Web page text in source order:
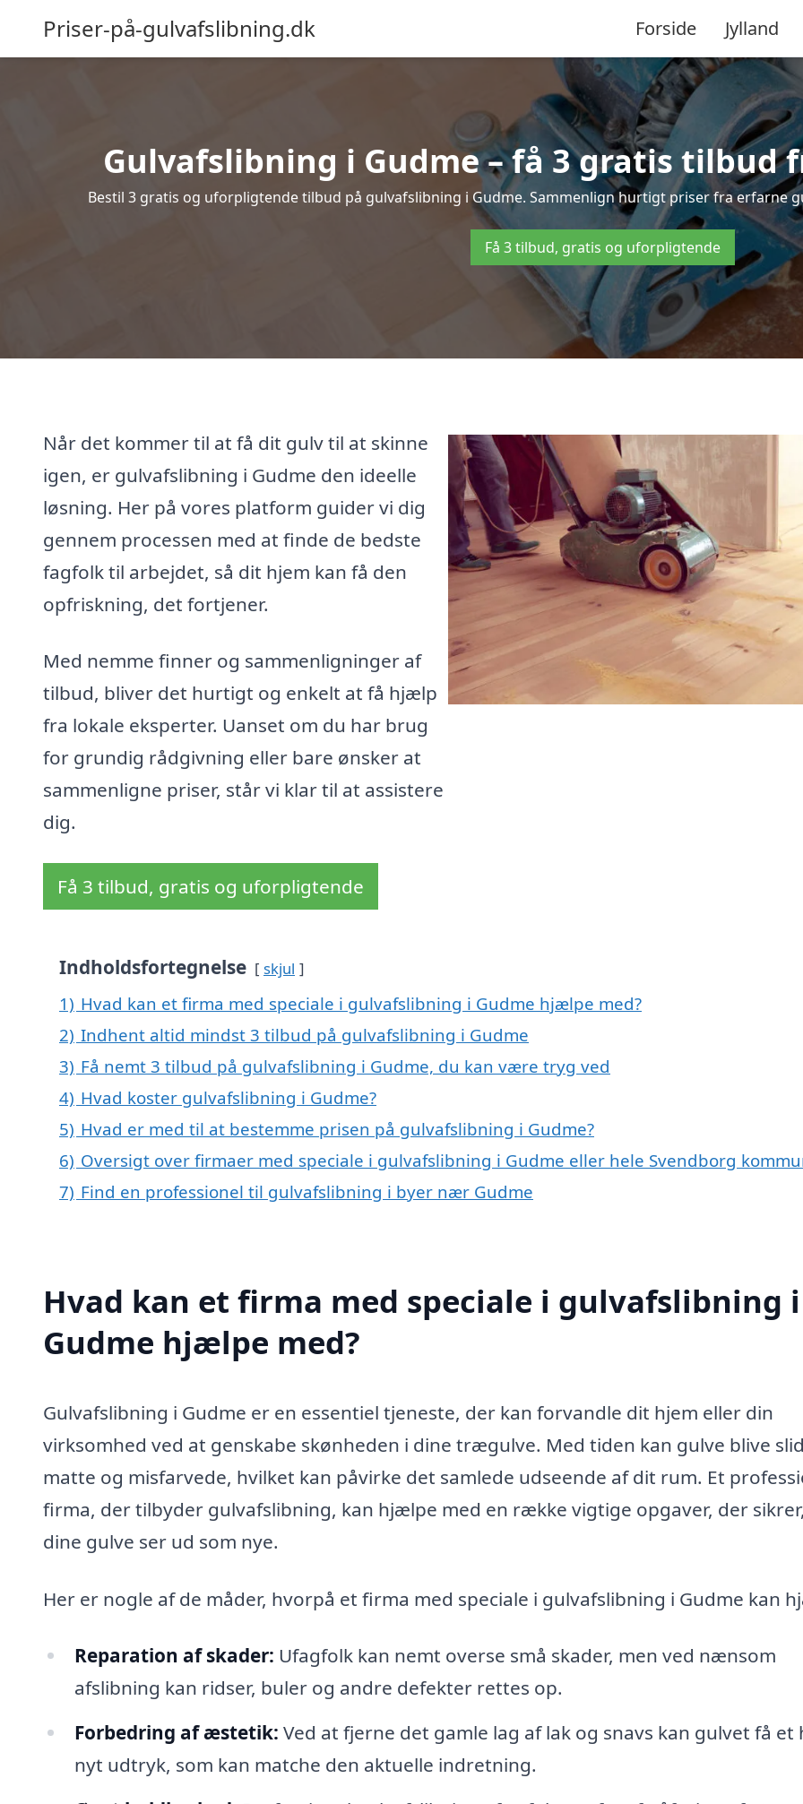
Priser-på-gulvafslibning.dk Forside Jylland
Gulvafslibning i Gudme – få 3 gratis tilbud
Bestil 3 gratis og uforpligtende tilbud på gulvafslibning i Gudme. Sammenlign hurtigt priser fra erfarne
Få 3 tilbud, gratis og uforpligtende
Når det kommer til at få dit gulv til at skinne
igen, er gulvafslibning i Gudme den ideelle
løsning. Her på vores platform guider vi dig
gennem processen med at finde de bedste
fagfolk til arbejdet, så dit hjem kan få den
opfriskning, det fortjener.
Med nemme finner og sammenligninger af
tilbud, bliver det hurtigt og enkelt at få hjælp
fra lokale eksperter. Uanset om du har brug
for grundig rådgivning eller bare ønsker at
sammenligne priser, står vi klar til at assistere
dig.
Få 3 tilbud, gratis og uforpligtende
Indholdsfortegnelse skjul
1) Hvad kan et firma med speciale i gulvafslibning i Gudme hjælpe med?
2) Indhent altid mindst 3 tilbud på gulvafslibning i Gudme
3) Få nemt 3 tilbud på gulvafslibning i Gudme, du kan være tryg ved
4) Hvad koster gulvafslibning i Gudme?
5) Hvad er med til at bestemme prisen på gulvafslibning i Gudme?
6) Oversigt over firmaer med speciale i gulvafslibning i Gudme eller hele Svendborg
7) Find en professionel til gulvafslibning i byer nær Gudme
Hvad kan et firma med speciale i gulvafslibning i
Gudme hjælpe med?
Gulvafslibning i Gudme er en essentiel tjeneste, der kan forvandle dit hjem eller din
virksomhed ved at genskabe skønheden i dine trægulve. Med tiden kan gulve blive
matte og misfarvede, hvilket kan påvirke det samlede udseende af dit rum. Et
firma, der tilbyder gulvafslibning, kan hjælpe med en række vigtige opgaver, der
dine gulve ser ud som nye.
Her er nogle af de måder, hvorpå et firma med speciale i gulvafslibning i Gudme kan
Reparation af skader: Ufagfolk kan nemt overse små skader, men ved nænsom
afslibning kan ridser, buler og andre defekter rettes op.
Forbedring af æstetik: Ved at fjerne det gamle lag af lak og snavs kan gulvet få et
nyt udtryk, som kan matche den aktuelle indretning.